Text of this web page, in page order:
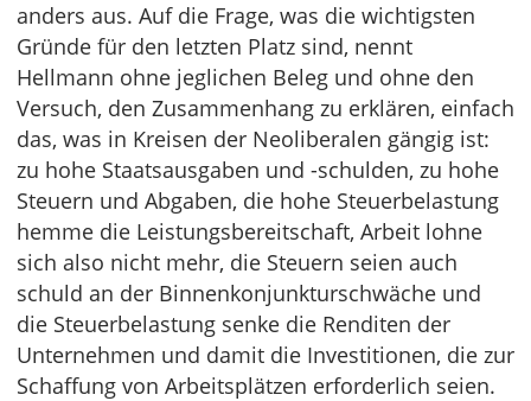
anders aus. Auf die Frage, was die wichtigsten
Gründe für den letzten Platz sind, nennt
Hellmann ohne jeglichen Beleg und ohne den
Versuch, den Zusammenhang zu erklären, einfach
das, was in Kreisen der Neoliberalen gängig ist:
zu hohe Staatsausgaben und -schulden, zu hohe
Steuern und Abgaben, die hohe Steuerbelastung
hemme die Leistungsbereitschaft, Arbeit lohne
sich also nicht mehr, die Steuern seien auch
schuld an der Binnenkonjunkturschwäche und
die Steuerbelastung senke die Renditen der
Unternehmen und damit die Investitionen, die zur
Schaffung von Arbeitsplätzen erforderlich seien.